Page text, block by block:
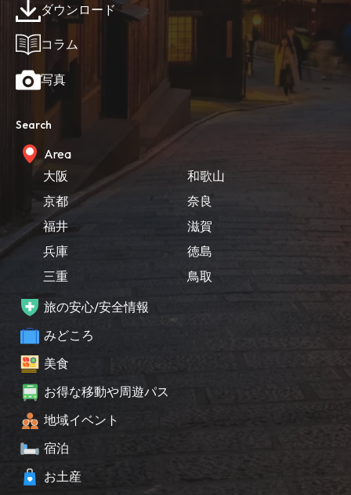
ダウンロード
コラム
写真
Search
Area
大阪
京都
福井
兵庫
三重
和歌山
奈良
滋賀
徳島
鳥取
旅の安心/安全情報
みどころ
美食
お得な移動や周遊パス
地域イベント
宿泊
お土産